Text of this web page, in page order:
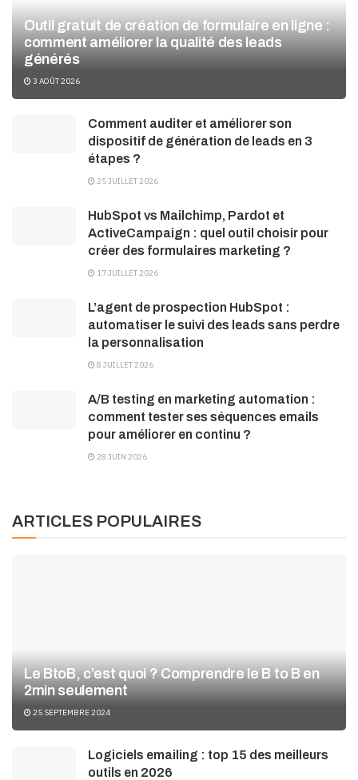
Outil gratuit de création de formulaire en ligne :
comment améliorer la qualité des leads
générés
3 AOÛT 2026
Comment auditer et améliorer son
dispositif de génération de leads en 3
étapes ?
25 JUILLET 2026
HubSpot vs Mailchimp, Pardot et
ActiveCampaign : quel outil choisir pour
créer des formulaires marketing ?
17 JUILLET 2026
L’agent de prospection HubSpot :
automatiser le suivi des leads sans perdre
la personnalisation
8 JUILLET 2026
A/B testing en marketing automation :
comment tester ses séquences emails
pour améliorer en continu ?
28 JUIN 2026
ARTICLES POPULAIRES
Le BtoB, c’est quoi ? Comprendre le B to B en
2min seulement
25 SEPTEMBRE 2024
Logiciels emailing : top 15 des meilleurs
outils en 2026